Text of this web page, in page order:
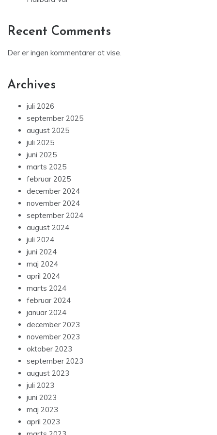
Recent Comments
Der er ingen kommentarer at vise.
Archives
juli 2026
september 2025
august 2025
juli 2025
juni 2025
marts 2025
februar 2025
december 2024
november 2024
september 2024
august 2024
juli 2024
juni 2024
maj 2024
april 2024
marts 2024
februar 2024
januar 2024
december 2023
november 2023
oktober 2023
september 2023
august 2023
juli 2023
juni 2023
maj 2023
april 2023